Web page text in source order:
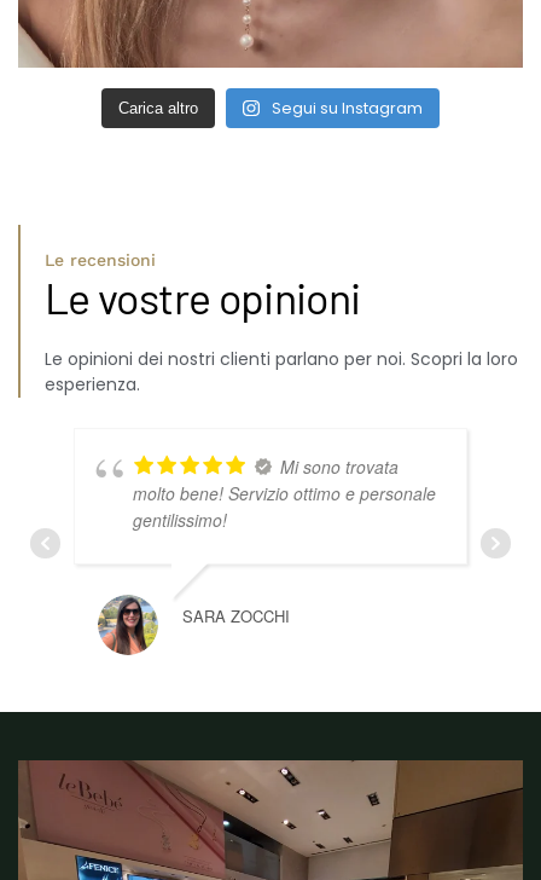
Carica altro Segui su Instagram
Le recensioni
Le vostre opinioni
Le opinioni dei nostri clienti parlano per noi. Scopri la loro
esperienza.
Mi sono trovata
molto bene! Servizio ottimo e personale
gentilissimo!
SARA ZOCCHI